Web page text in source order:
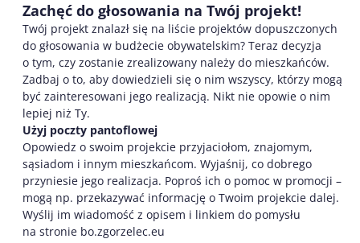
Zachęć do głosowania na Twój projekt!
Twój projekt znalazł się na liście projektów dopuszczonych
do głosowania w budżecie obywatelskim? Teraz decyzja
o tym, czy zostanie zrealizowany należy do mieszkańców.
Zadbaj o to, aby dowiedzieli się o nim wszyscy, którzy mogą
być zainteresowani jego realizacją. Nikt nie opowie o nim
lepiej niż Ty.
Użyj poczty pantoflowej
Opowiedz o swoim projekcie przyjaciołom, znajomym,
sąsiadom i innym mieszkańcom. Wyjaśnij, co dobrego
przyniesie jego realizacja. Poproś ich o pomoc w promocji –
mogą np. przekazywać informację o Twoim projekcie dalej.
Wyślij im wiadomość z opisem i linkiem do pomysłu
na stronie bo.zgorzelec.eu